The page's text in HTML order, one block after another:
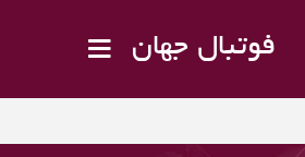
فوتبال جهان